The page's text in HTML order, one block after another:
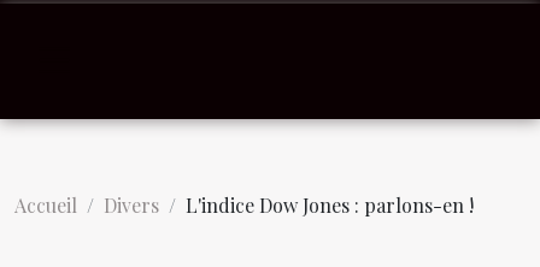
Accueil Divers L'indice Dow Jones : parlons-en !